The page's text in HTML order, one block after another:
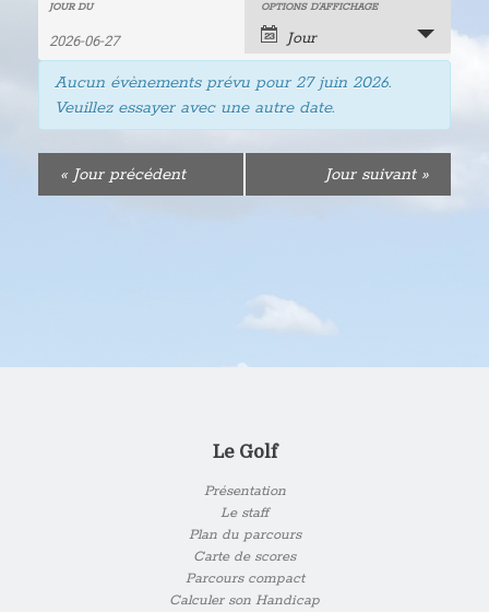
Recherche
et
navigation
de
vues
Rechercher
Évènements
JOUR DU
Navigation
de
vues
évènement
OPTIONS D’AFFICHAGE
Jour
Aucun évènements prévu pour 27 juin 2026.
Veuillez essayer avec une autre date.
«Jour précédent Jour suivant »
Le Golf
Présentation
Le staff
Plan du parcours
Carte de scores
Parcours compact
Calculer son Handicap